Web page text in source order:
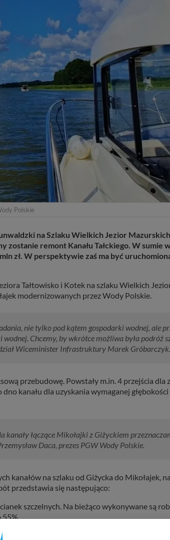
Polskie
na Szlaku Wielkich Jezior
zostanie remont Kanału Tałckiego. W sumie
zł. W perspektywie zaś ma być
Tałtowisko i Kotek na szlaku Wielkich
modernizowanych przez Wody Polskie.
nie tylko pod kątem gospodarki wodnej, ale
Chcemy, by wkrótce możliwa była podróż
Wiceminister Infrastruktury Marek Gróbarczyk.
przebudowę. Powstały m.in. 4 przejścia dla
kanału dla uzyskania wymaganej
kanały łączące Mikołajki z Giżyckiem
Daca, prezes PGW Wody Polskie.
kanałów na szlaku od Giżycka do Mikołajek,
przedstawia się następująco:
szczelnych. Na bieżąco wykonywane są
ścianek szczelnych. Kontynuowane jest